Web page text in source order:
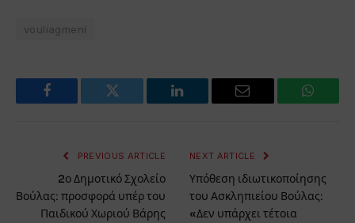
vouliagmeni
Facebook Twitter LinkedIn Email
PREVIOUS ARTICLE
2ο Δημοτικό Σχολείο
Βούλας: προσφορά υπέρ του
Παιδικού Χωριού Βάρης
NEXT ARTICLE
Υπόθεση ιδιωτικοποίησης
του Ασκληπιείου Βούλας:
«Δεν υπάρχει τέτοια